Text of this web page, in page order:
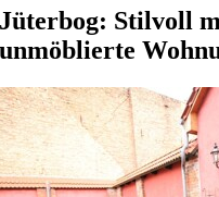
Jüterbog: Stilvoll
unmöblierte